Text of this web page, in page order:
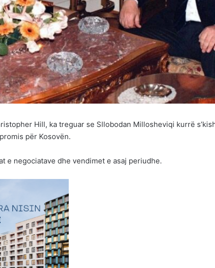
Hill, ka treguar se Sllobodan Millosheviqi kurrë
për Kosovën.
e negociatave dhe vendimet e asaj periudhe.